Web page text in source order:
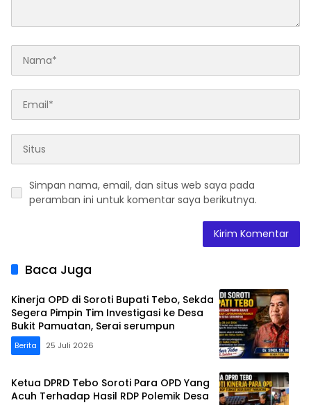
Simpan nama, email, dan situs web saya pada
peramban ini untuk komentar saya berikutnya.
Baca Juga
Kinerja OPD di Soroti Bupati Tebo, Sekda
Segera Pimpin Tim Investigasi ke Desa
Bukit Pamuatan, Serai serumpun
Berita 25 Juli 2026
Ketua DPRD Tebo Soroti Para OPD Yang
Acuh Terhadap Hasil RDP Polemik Desa